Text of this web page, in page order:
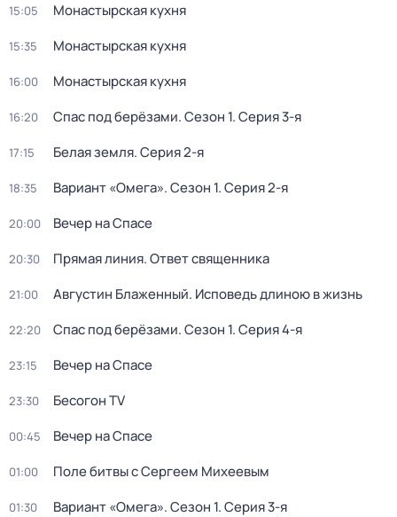
15:05 Монастырская кухня
15:35 Монастырская кухня
16:00 Монастырская кухня
16:20 Спас под берёзами. Сезон 1. Серия 3-я
17:15 Белая земля. Серия 2-я
18:35 Вариант «Омега». Сезон 1. Серия 2-я
20:00 Вечер на Спасе
20:30 Прямая линия. Ответ священника
21:00 Августин Блаженный. Исповедь длиною в жизнь
22:20 Спас под берёзами. Сезон 1. Серия 4-я
23:15 Вечер на Спасе
23:30 Бесогон TV
00:45 Вечер на Спасе
01:00 Поле битвы с Сергеем Михеевым
01:30 Вариант «Омега». Сезон 1. Серия 3-я